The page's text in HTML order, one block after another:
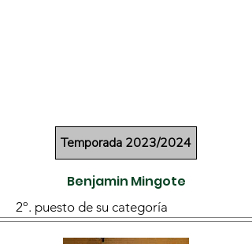
Temporada 2023/2024
Benjamin Mingote
2º. puesto de su categoría